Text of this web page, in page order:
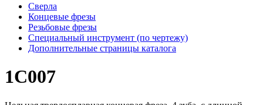
Сверла
Концевые фрезы
Резьбовые фрезы
Специальный инструмент (по чертежу)
Дополнительные страницы каталога
1C007